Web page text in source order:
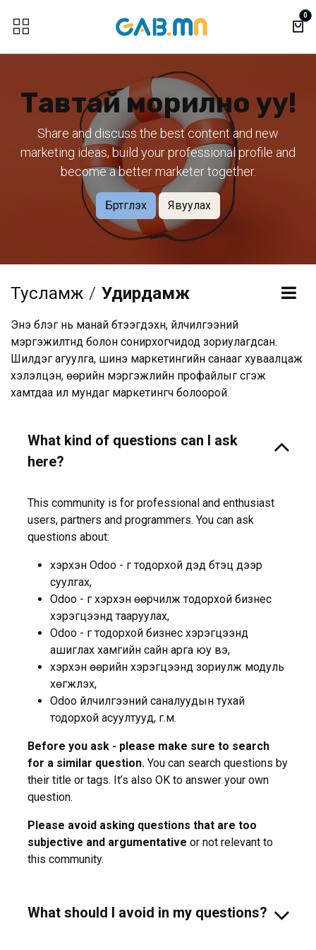
0
Тавтай морилно уу!
Share and discuss the best content and new
marketing ideas, build your professional profile and
become a better marketer together.
Бүртгүүлэх Явуулах
Тусламж Удирдамж
Энэ бүлэг нь манай бүтээгдэхүүн, үйлчилгээний
мэргэжилтнүүд болон сонирхогчидод зориулагдсан.
Шилдэг агуулга, шинэ маркетингийн санааг хуваалцаж
хэлэлцэн, өөрийн мэргэжлийн профайлыг үүсгэж
хамтдаа илүү мундаг маркетингч болоорой.
What kind of questions can I ask
here?
This community is for professional and enthusiast
users, partners and programmers. You can ask
questions about:
хэрхэн Odoo - г тодорхой дэд бүтэц дээр
суулгах,
Odoo - г хэрхэн өөрчилж тодорхой бизнес
хэрэгцээнд тааруулах,
Odoo - г тодорхой бизнес хэрэгцээнд
ашиглах хамгийн сайн арга юу вэ,
хэрхэн өөрийн хэрэгцээнд зориулж модуль
хөгжүүлэх,
Odoo үйлчилгээний саналуудын тухай
тодорхой асуултууд, г.м.
Before you ask - please make sure to search
for a similar question. You can search questions by
their title or tags. It’s also OK to answer your own
question.
Please avoid asking questions that are too
subjective and argumentative or not relevant to
this community.
What should I avoid in my questions?